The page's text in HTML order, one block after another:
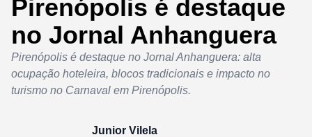
Pirenópolis é destaque
no Jornal Anhanguera
Pirenópolis é destaque no Jornal Anhanguera: alta
ocupação hoteleira, blocos tradicionais e impacto no
turismo no Carnaval em Pirenópolis.
Junior Vilela